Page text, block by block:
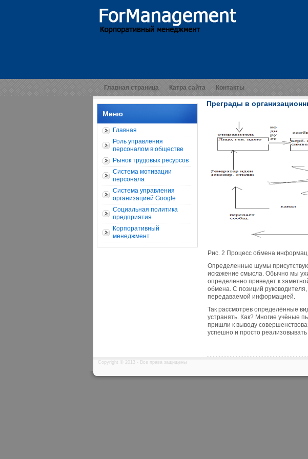
Главная страница Катра сайта Контакты
Меню
Главная
Роль управления
персоналом в обществе
Рынок трудовых ресурсов
Система мотивации
персонала
Система управления
организацией Google
Социальная политика
предприятия
Корпоративный
менеджмент
Преграды в
Рис. 2 Процесс обмена
Определенные шумы
искажение смысла. Обычно мы
определенно приведет к
обмена. С позиций
передаваемой информацией.
Так рассмотрев определённые
устранять. Как? Многие учёные
пришли к выводу
успешно и просто
Copyright © 2013 - Все права защищены